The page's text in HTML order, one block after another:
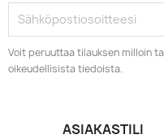
Voit peruuttaa tilauksen milloin
oikeudellisista tiedoista.
ASIAKASTILI